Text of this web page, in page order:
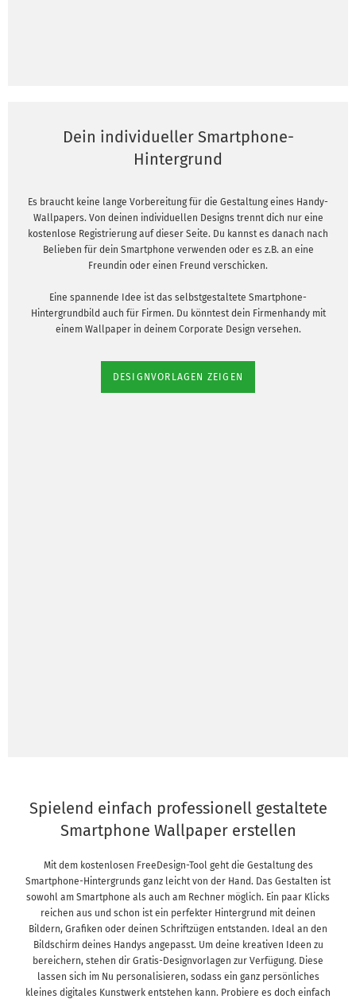
Dein individueller Smartphone-
Hintergrund
Es braucht keine lange Vorbereitung für die Gestaltung eines Handy-
Wallpapers. Von deinen individuellen Designs trennt dich nur eine
kostenlose Registrierung auf dieser Seite. Du kannst es danach nach
Belieben für dein Smartphone verwenden oder es z.B. an eine
Freundin oder einen Freund verschicken.
Eine spannende Idee ist das selbstgestaltete Smartphone-
Hintergrundbild auch für Firmen. Du könntest dein Firmenhandy mit
einem Wallpaper in deinem Corporate Design versehen.
DESIGNVORLAGEN ZEIGEN
Spielend einfach professionell gestaltete
Smartphone Wallpaper erstellen
Mit dem kostenlosen FreeDesign-Tool geht die Gestaltung des
Smartphone-Hintergrunds ganz leicht von der Hand. Das Gestalten ist
sowohl am Smartphone als auch am Rechner möglich. Ein paar Klicks
reichen aus und schon ist ein perfekter Hintergrund mit deinen
Bildern, Grafiken oder deinen Schriftzügen entstanden. Ideal an den
Bildschirm deines Handys angepasst. Um deine kreativen Ideen zu
bereichern, stehen dir Gratis-Designvorlagen zur Verfügung. Diese
lassen sich im Nu personalisieren, sodass ein ganz persönliches
kleines digitales Kunstwerk entstehen kann. Probiere es doch einfach